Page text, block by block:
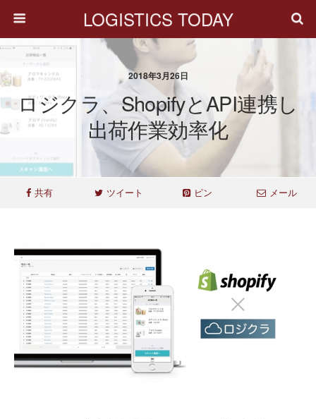
LOGISTICS TODAY
2018年3月26日
ロジクラ、ShopifyとAPI連携し
出荷作業効率化
共有 ツイート ピン メール